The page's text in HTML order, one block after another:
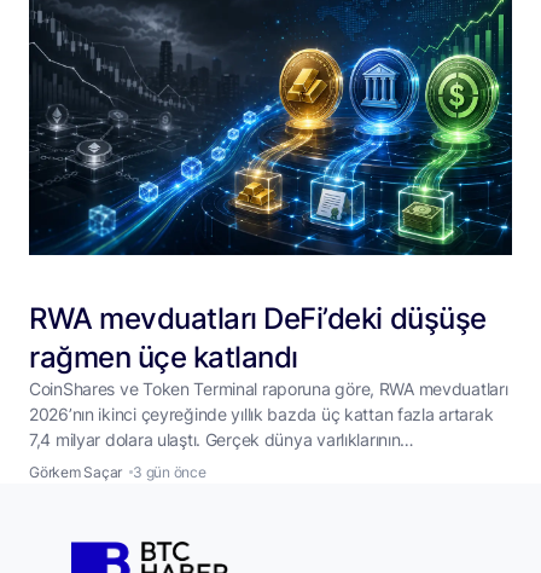
RWA mevduatları DeFi’deki düşüşe
rağmen üçe katlandı
CoinShares ve Token Terminal raporuna göre, RWA mevduatları
2026’nın ikinci çeyreğinde yıllık bazda üç kattan fazla artarak
7,4 milyar dolara ulaştı. Gerçek dünya varlıklarının
token’laştırılmış sürümleri, merkeziyetsiz finans piyasalarındaki
rapora göre, DeFi platformlarındaki RWA mevduatları ikinci
çeyrekte yıllık bazda üç...
Görkem Saçar 3 gün önce